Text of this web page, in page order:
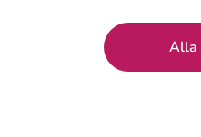
Alla